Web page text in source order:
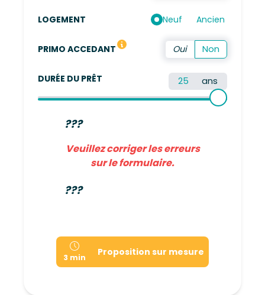
LOGEMENT Neuf Ancien
PRIMO ACCEDANT
Vous n'avez pas été propriétaire de votre résidence
DURÉE DU PRÊT ans
???
Veuillez corriger les erreurs
sur le formulaire.
???
3 min Proposition sur mesure